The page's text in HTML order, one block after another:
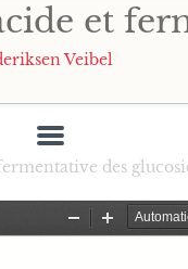
et
Veibel
des